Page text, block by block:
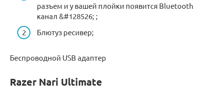
разъем и у вашей плойки появится Bluetooth
канал &#128526; ;
Блютуз ресивер;
Беспроводной USB адаптер
Razer Nari Ultimate